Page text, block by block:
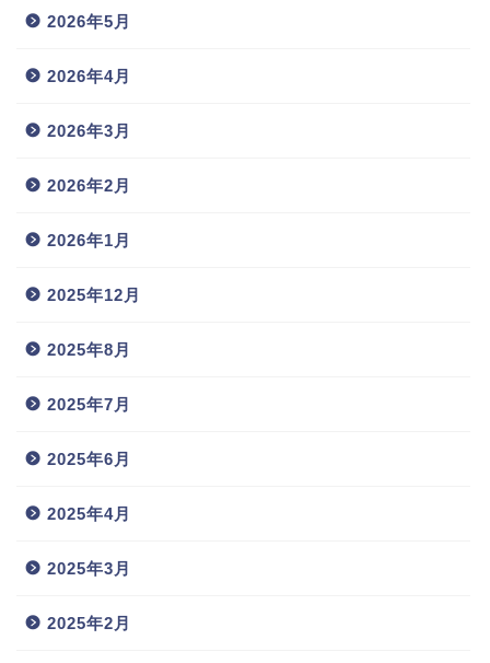
2026年5月
2026年4月
2026年3月
2026年2月
2026年1月
2025年12月
2025年8月
2025年7月
2025年6月
2025年4月
2025年3月
2025年2月